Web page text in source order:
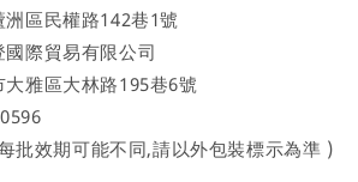
區民權路142巷1號
際貿易有限公司
雅區大林路195巷6號
批效期可能不同,請以外包裝標示為準 )